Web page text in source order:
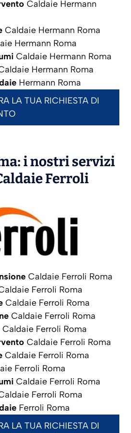
Caldaie Hermann
Caldaie Hermann Roma
Hermann Roma
Caldaie Hermann Roma
Hermann Roma
Hermann Roma
LA TUA RICHIESTA DI
i nostri servizi
Ferroli
Caldaie Ferroli Roma
Ferroli Roma
Caldaie Ferroli Roma
Caldaie Ferroli Roma
Caldaie Ferroli Roma
Caldaie Ferroli Roma
Caldaie Ferroli Roma
Ferroli Roma
Caldaie Ferroli Roma
Ferroli Roma
Ferroli Roma
LA TUA RICHIESTA DI